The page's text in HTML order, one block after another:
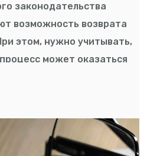
законодательства
возможность возврата
этом, нужно учитывать,
может оказаться